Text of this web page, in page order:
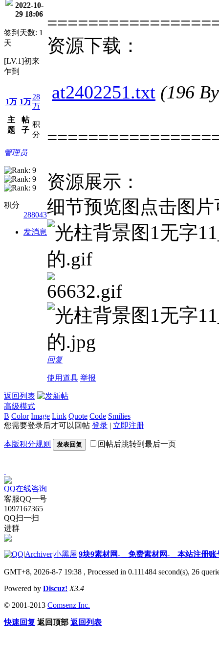
2022-10-
29 18:06
签到天数: 1
天
[LV.1]初来
乍到
1万
主
题
1万
帖
子
28
万
积
分
管理员
积分
288043
发消息
资源下载：
at2402251.txt (196
资源展示：
细节预览图点击图
回复
使用道具 举报
返回列表
高级模式
B Color Image Link Quote Code Smilies
您需要登录后才可以回帖 登录 | 立即注册
本版积分规则 发表回复 回帖后跳转到最后一页
QQ在线咨询
客服QQ一号
1097167365
QQ扫一扫
进群
|Archiver|小黑屋|9块9素材网-＿免费素材网-＿本站注册账
GMT+8, 2026-8-7 19:38 , Processed in 0.111484 second(s), 26
Powered by Discuz! X3.4
© 2001-2013 Comsenz Inc.
快速回复 返回顶部 返回列表